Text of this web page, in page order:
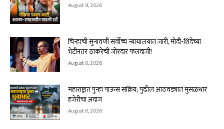
August 9, 2026
चिन्हाची सुनावणी सर्वोच्च न्यायालयात जारी, मोदी-शिंदेंच्या
भेटीनंतर ठाकरेंची जोरदार फलंदाजी!
August 8, 2026
महाराष्ट्रात पुन्हा पाऊस सक्रिय; पुढील आठवड्यात मुसळधार
हजेरीचा अंदाज
August 8, 2026